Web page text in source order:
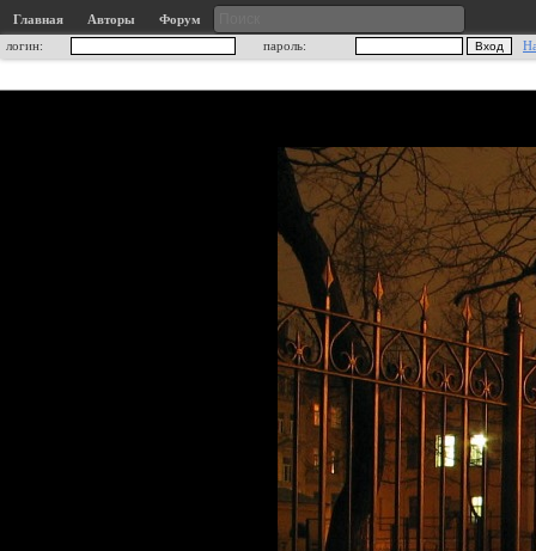
Главная Авторы
Форум
логин:
пароль: